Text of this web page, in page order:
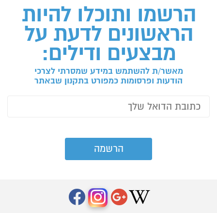
הרשמו ותוכלו להיות
הראשונים לדעת על
מבצעים ודילים:
מאשר/ת להשתמש במידע שמסרתי לצרכי
הודעות ופרסומות כמפורט בתקנון שבאתר